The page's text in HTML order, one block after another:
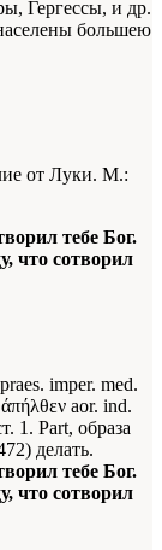
Гергессы, и др.
большею
от Луки. М.:
тебе Бог.
что сотворил
imper. med.
aor. ind.
1. Part, образа
делать.
тебе Бог.
что сотворил